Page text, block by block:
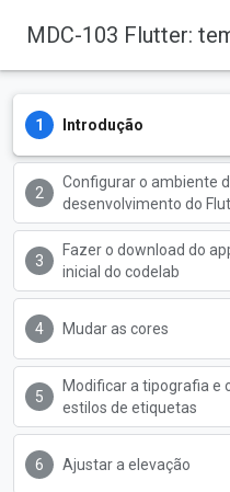
MDC-103 Flutter:
Introdução
Configurar o ambiente
desenvolvimento do
Fazer o download do
inicial do codelab
Mudar as cores
Modificar a tipografia e
estilos de etiquetas
Ajustar a elevação